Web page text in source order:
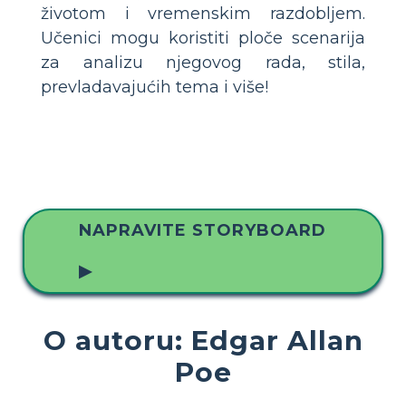
životom i vremenskim razdobljem.
Učenici mogu koristiti ploče scenarija
za analizu njegovog rada, stila,
prevladavajućih tema i više!
NAPRAVITE STORYBOARD
▶
O autoru: Edgar Allan
Poe